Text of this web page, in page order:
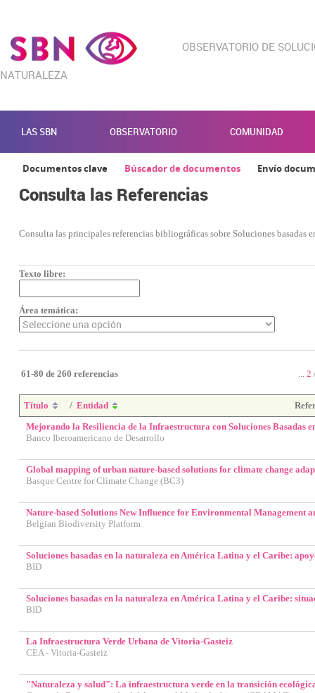
OBSERVATORIO DE
NATURALEZA
LAS SBN OBSERVATORIO COMUNIDAD
Documentos clave Búscador de documentos Envío
Consulta las Referencias
Consulta las principales referencias bibliográficas sobre Soluciones basadas
Texto libre:
Área temática:
61-80 de 260 referencias 2
Título / Entidad
Mejorando la Resiliencia de la Infraestructura con Soluciones Basadas
Banco Iberoamericano de Desarrollo
Global mapping of urban nature-based solutions for climate change
Basque Centre for Climate Change (BC3)
Nature-based Solutions New Influence for Environmental Management
Belgian Biodiversity Platform
Soluciones basadas en la naturaleza en América Latina y el Caribe:
BID
Soluciones basadas en la naturaleza en América Latina y el Caribe:
BID
La Infraestructura Verde Urbana de Vitoria-Gasteiz
CEA - Vitoria-Gasteiz
"Naturaleza y salud": La infraestructura verde en la transición